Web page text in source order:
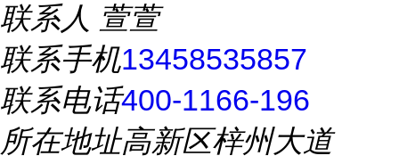
联系人 萱萱
联系手机13458535857
联系电话400-1166-196
所在地址高新区梓州大道